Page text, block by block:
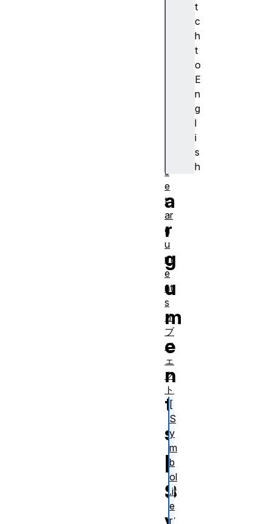
t
c
h
t
o
E
n
g
l
i
s
h
a
r
g
u
m
e
n
t
s
[
S
s
e
t
ar
g
u
m
e
nt
s
オ
ブ
ジ
ェ
ク
ト
[
S
y
m
b
ol
.it
e
r